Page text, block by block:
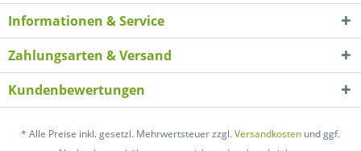
Informationen & Service
Zahlungsarten & Versand
Kundenbewertungen
* Alle Preise inkl. gesetzl. Mehrwertsteuer zzgl.Versandkosten und ggf.